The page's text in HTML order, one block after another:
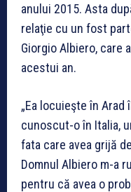
anului 2015. Asta
relaţie cu un fost
Giorgio Albiero, care
acestui an.
„Ea locuieşte în Arad
cunoscut-o în Italia,
fata care avea grijă
Domnul Albiero m-a
pentru că avea o